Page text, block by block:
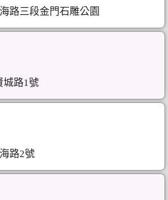
路三段金門石雕公園
城路1號
路2號